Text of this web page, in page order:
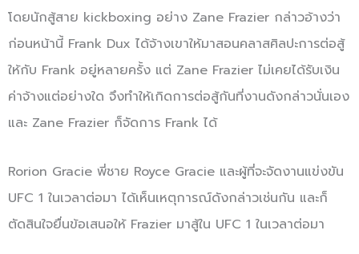
โดยนักสู้สาย kickboxing อย่าง Zane Frazier กล่าวอ้างว่า
ก่อนหน้านี้ Frank Dux ได้จ้างเขาให้มาสอนคลาสศิลปะการต่อสู้
ให้กับ Frank อยู่หลายครั้ง แต่ Zane Frazier ไม่เคยได้รับเงิน
ค่าจ้างแต่อย่างใด จึงทำให้เกิดการต่อสู้กันที่งานดังกล่าวนั่นเอง
และ Zane Frazier ก็จัดการ Frank ได้
Rorion Gracie พี่ชาย Royce Gracie และผู้ที่จะจัดงานแข่งขัน
UFC 1 ในเวลาต่อมา ได้เห็นเหตุการณ์ดังกล่าวเช่นกัน และก็
ตัดสินใจยื่นข้อเสนอให้ Frazier มาสู้ใน UFC 1 ในเวลาต่อมา